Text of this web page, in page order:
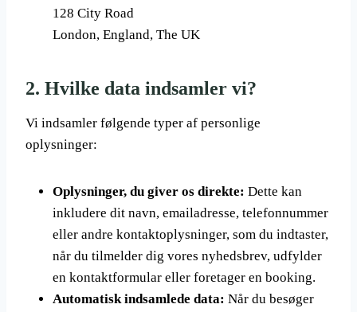
128 City Road
London, England, The UK
2. Hvilke data indsamler vi?
Vi indsamler følgende typer af personlige
oplysninger:
Oplysninger, du giver os direkte: Dette kan
inkludere dit navn, emailadresse, telefonnummer
eller andre kontaktoplysninger, som du indtaster,
når du tilmelder dig vores nyhedsbrev, udfylder
en kontaktformular eller foretager en booking.
Automatisk indsamlede data: Når du besøger